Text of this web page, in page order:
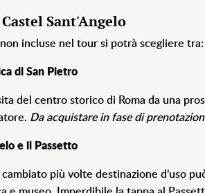
Sant'Angelo
incluse nel tour si potrà scegliere tra:
di San Pietro
del centro storico di Roma da una
Da acquistare in fase di
e il Passetto
più volte destinazione d’uso